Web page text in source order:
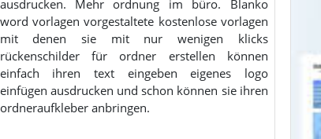
ausdrucken. Mehr ordnung im büro. Blanko
word vorlagen vorgestaltete kostenlose vorlagen
mit denen sie mit nur wenigen klicks
rückenschilder für ordner erstellen können
einfach ihren text eingeben eigenes logo
einfügen ausdrucken und schon können sie ihren
ordneraufkleber anbringen.